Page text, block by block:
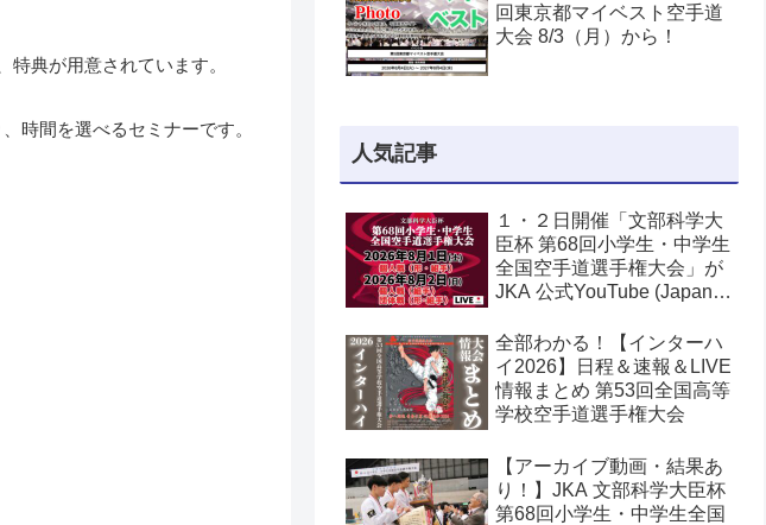
典が用意されています。
時間を選べるセミナーです。
回東京都マイベスト空手道
大会 8/3（月）から！
人気記事
１・２日開催「文部科学大
臣杯 第68回小学生・中学生
全国空手道選手権大会」が
JKA 公式YouTube (Japan
団法人日本空手協会) でラ
イブ配信されます！
全部わかる！【インターハ
イ2026】日程＆速報＆LIVE
情報まとめ 第53回全国高等
学校空手道選手権大会
【アーカイブ動画・結果あ
り！】JKA 文部科学大臣杯
第68回小学生・中学生全国